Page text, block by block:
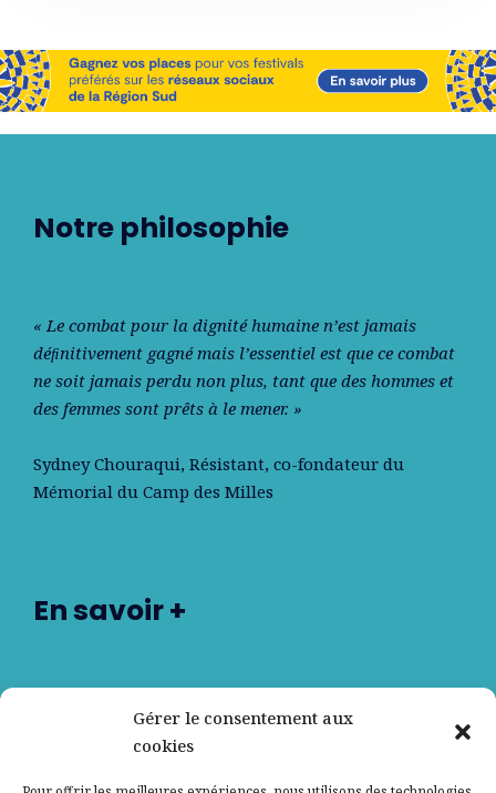
Gérer le consentement aux
cookies
Notre philosophie
« Le combat pour la dignité humaine n’est jamais
déﬁnitivement gagné mais l’essentiel est que ce combat
ne soit jamais perdu non plus, tant que des hommes et
des femmes sont prêts à le mener. »
Sydney Chouraqui, Résistant, co-fondateur du
Mémorial du Camp des Milles
En savoir +